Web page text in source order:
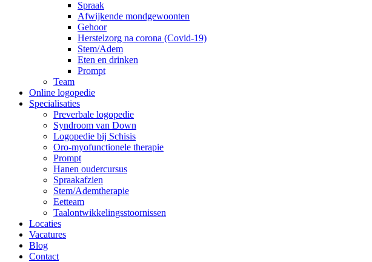
Spraak
Afwijkende mondgewoonten
Gehoor
Herstelzorg na corona (Covid-19)
Stem/Adem
Eten en drinken
Prompt
Team
Online logopedie
Specialisaties
Preverbale logopedie
Syndroom van Down
Logopedie bij Schisis
Oro-myofunctionele therapie
Prompt
Hanen oudercursus
Spraakafzien
Stem/Ademtherapie
Eetteam
Taalontwikkelingsstoornissen
Locaties
Vacatures
Blog
Contact